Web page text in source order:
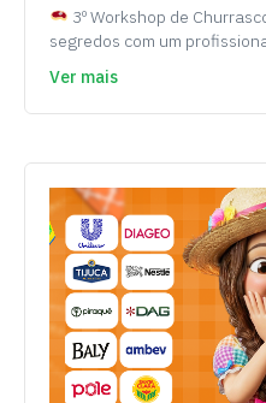
3º Workshop de
segredos com um
Ver mais